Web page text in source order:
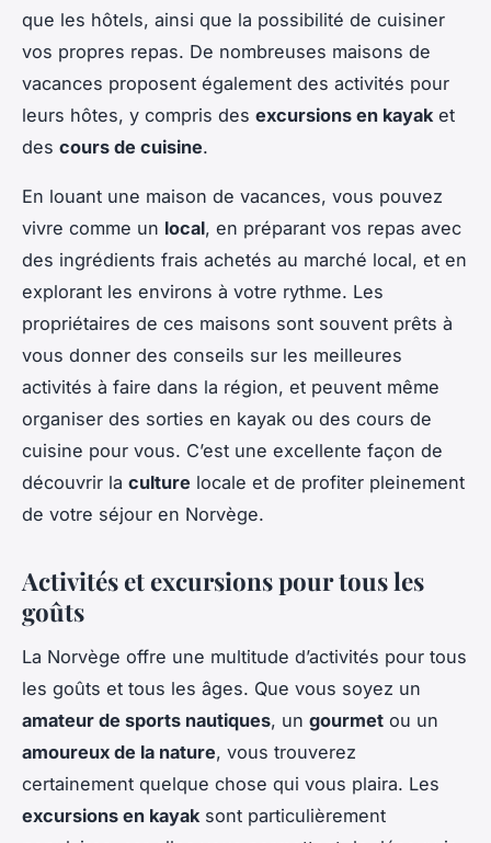
que les hôtels, ainsi que la possibilité de cuisiner
vos propres repas. De nombreuses maisons de
vacances proposent également des activités pour
leurs hôtes, y compris des excursions en kayak et
des cours de cuisine.
En louant une maison de vacances, vous pouvez
vivre comme un local, en préparant vos repas avec
des ingrédients frais achetés au marché local, et en
explorant les environs à votre rythme. Les
propriétaires de ces maisons sont souvent prêts à
vous donner des conseils sur les meilleures
activités à faire dans la région, et peuvent même
organiser des sorties en kayak ou des cours de
cuisine pour vous. C’est une excellente façon de
découvrir la culture locale et de profiter pleinement
de votre séjour en Norvège.
Activités et excursions pour tous les
goûts
La Norvège offre une multitude d’activités pour tous
les goûts et tous les âges. Que vous soyez un
amateur de sports nautiques, un gourmet ou un
amoureux de la nature, vous trouverez
certainement quelque chose qui vous plaira. Les
excursions en kayak sont particulièrement